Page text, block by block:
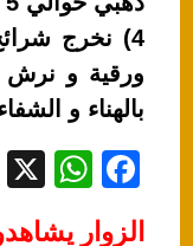
4) نخرج
ورقية و نرش
بالهناء و
F
W
الزوار